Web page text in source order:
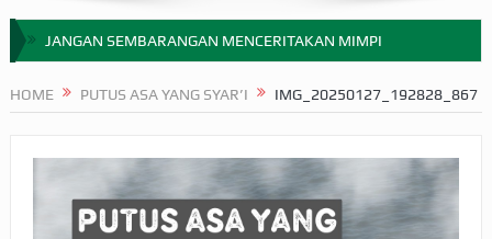
JANGAN SEMBARANGAN MENCERITAKAN MIMPI
APA HUKUM MEMPERCEPAT PEMBAYARAN ZAKAT
SEBELUM TIBA SAAT WAJIB?
HOME PUTUS ASA YANG SYAR’I IMG_20250127_192828_867